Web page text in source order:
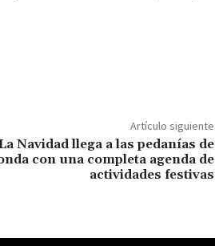
Artículo siguiente
Navidad llega a las pedanías de
con una completa agenda de
actividades festivas